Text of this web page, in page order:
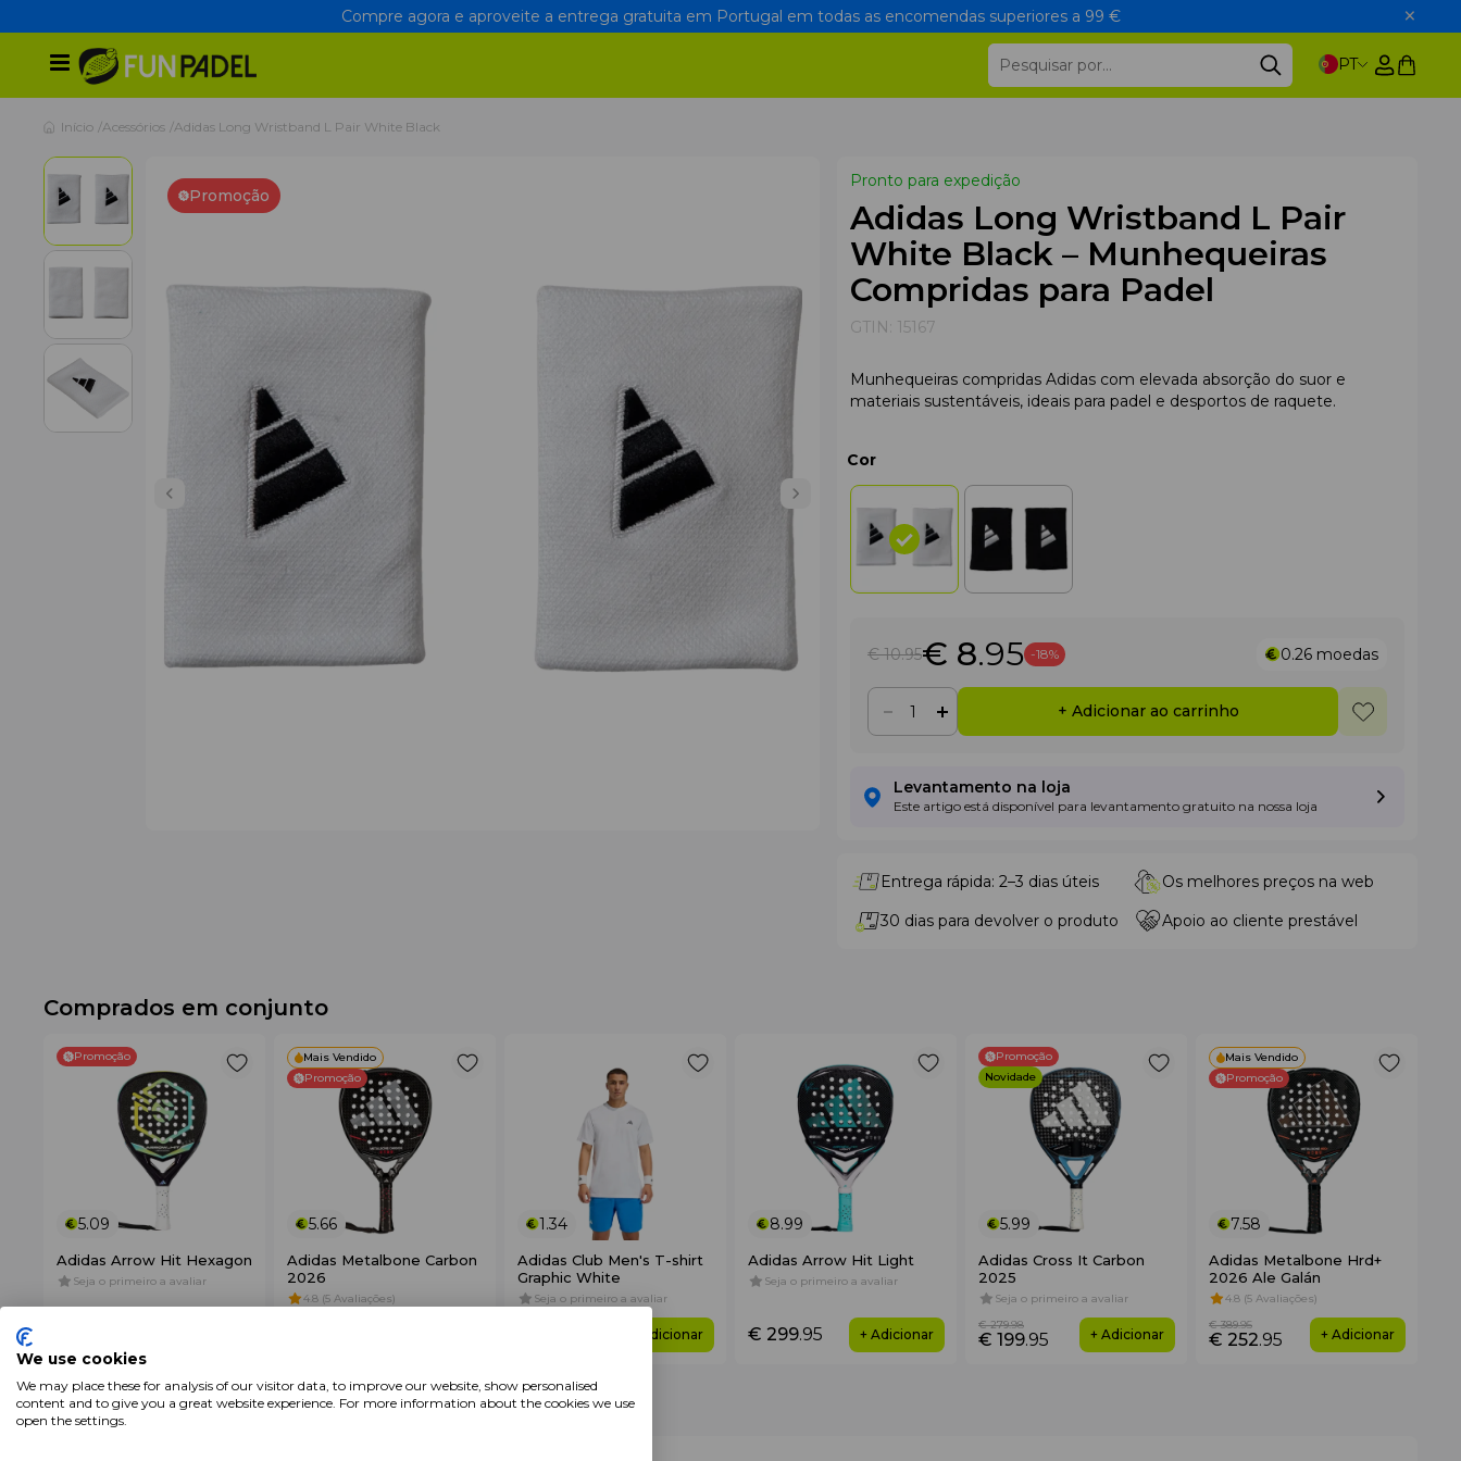
Compre agora e aproveite a entrega gratuita em Portugal em todas as encomendas superiores a 99 €
PT
Início Acessórios Adidas Long Wristband L Pair White Black
Promoção
Pronto para expedição
Adidas Long Wristband L Pair
White Black – Munhequeiras
Compridas para Padel
GTIN: 15167
Munhequeiras compridas Adidas com elevada absorção do suor e
materiais sustentáveis, ideais para padel e desportos de raquete.
Cor
€ 10.95€ 8.95 -18% 0.26 moedas
+ Adicionar ao carrinho
Levantamento na loja
Este artigo está disponível para levantamento gratuito na nossa loja
Entrega rápida: 2–3 dias úteis
Os melhores preços na web
30 dias para devolver o produto
Apoio ao cliente prestável
Comprados em conjunto
Promoção
5.09
Adidas Arrow Hit Hexagon
Seja o primeiro a avaliar
Mais Vendido
Promoção
5.66
Adidas Metalbone Carbon
2026
4.8 (5 Avaliações)
1.34
Adidas Club Men's T-shirt
Graphic White
Seja o primeiro a avaliar
+ Adicionar
8.99
Аdidas Arrow Hit Light
Seja o primeiro a avaliar
€ 299.95 + Adicionar
Promoção
Novidade
5.99
Adidas Cross It Carbon
2025
Seja o primeiro a avaliar
€ 199.95
€ 279.98
+ Adicionar
Mais Vendido
Promoção
7.58
Adidas Metalbone Hrd+
2026 Ale Galán
4.8 (5 Avaliações)
€ 252.95
€ 389.95
+ Adicionar
Características
We use cookies
We may place these for analysis of our visitor data, to improve our website, show personalised
content and to give you a great website experience. For more information about the cookies we use
open the settings.